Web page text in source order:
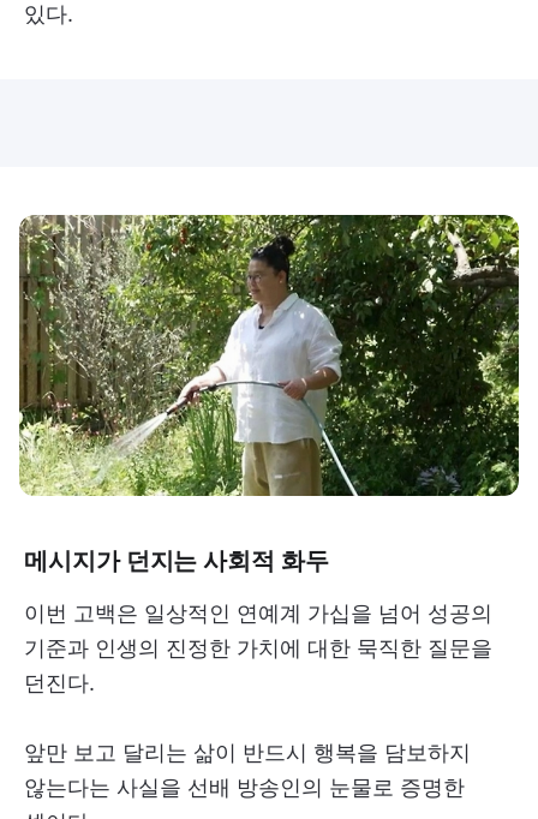
있다.
메시지가 던지는 사회적 화두
이번 고백은 일상적인 연예계 가십을 넘어 성공의
기준과 인생의 진정한 가치에 대한 묵직한 질문을
던진다.
앞만 보고 달리는 삶이 반드시 행복을 담보하지
않는다는 사실을 선배 방송인의 눈물로 증명한